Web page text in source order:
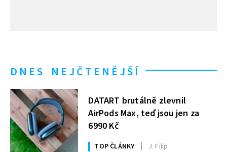
DNES NEJČTENĚJŠÍ
DATART brutálně zlevnil
AirPods Max, teď jsou jen za
6990 Kč
TOP ČLÁNKY J. Filip